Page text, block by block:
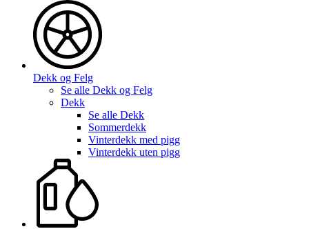
Dekk og Felg
Se alle Dekk og Felg
Dekk
Se alle Dekk
Sommerdekk
Vinterdekk med pigg
Vinterdekk uten pigg